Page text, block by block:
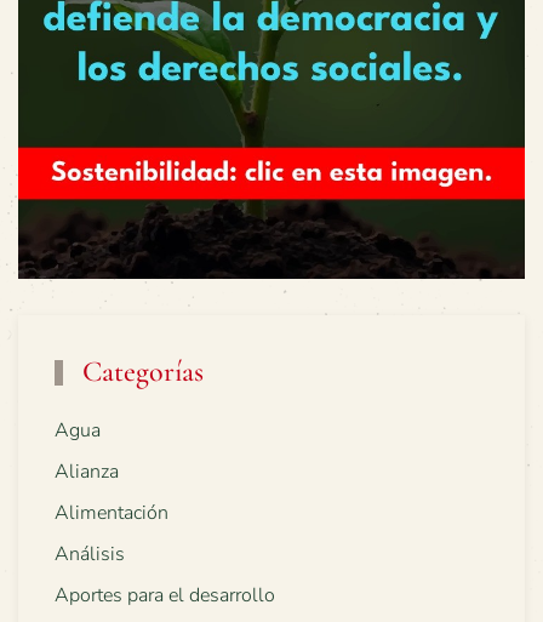
Categorías
Agua
Alianza
Alimentación
Análisis
Aportes para el desarrollo